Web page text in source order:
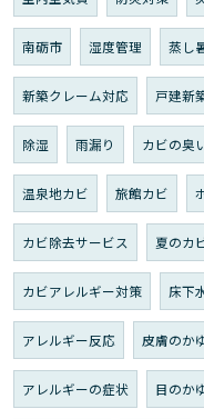
南砺市 湿度管理 蒸し
新築クレーム対応 戸建新
除湿 雨漏り カビの臭
温泉地カビ 旅館カビ
カビ除去サービス 夏のカ
カビアレルギー対策 床下
アレルギー反応 皮膚のか
アレルギーの症状 目のか